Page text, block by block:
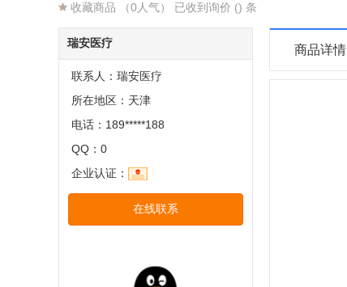
收藏商品 （0人气） 已收到询价 () 条
瑞安医疗
联系人：瑞安医疗
所在地区：天津
电话：189*****188
QQ：0
企业认证：
在线联系
商品详情